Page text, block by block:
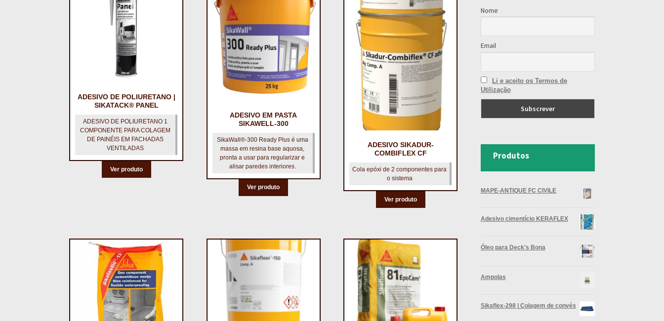
ADESIVO DE POLIURETANO |
SIKATACK® PANEL
ADESIVO DE POLIURETANO 1
COMPONENTE PARA COLAGEM
DE PAINÉIS EM FACHADAS
VENTILADAS
Ver produto
ADESIVO EM PASTA
SIKAWELL-300
SikaWall®-300 Ready Plus é uma
massa em resina base aquosa,
pronta a usar para regularizar e
alisar paredes interiores.
Ver produto
ADESIVO SIKADUR-
COMBIFLEX CF
Cola epóxi de 2 componentes para
o sistema
Ver produto
Nome
Email
Li e aceito os Termos de
Utilização
Produtos
MAPE-ANTIQUE FC CIVILE
Adesivo cimentício KERAFLEX
Óleo para Deck's Bona
Ampolas
Sikaflex-298 | Colagem de convés